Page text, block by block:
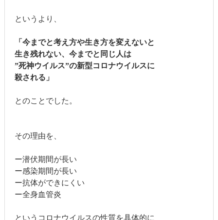
というより、
「今までと考え方や生き方を変えないと
生き残れない、今までと同じ人は
”死神ウイルス”の新型コロナウイルスに
殺される」
とのことでした。
その理由を、
ー潜伏期間が長い
ー感染期間が長い
ー抗体ができにくい
ー全身血管炎
というコロナウイルスの性質を具体的に